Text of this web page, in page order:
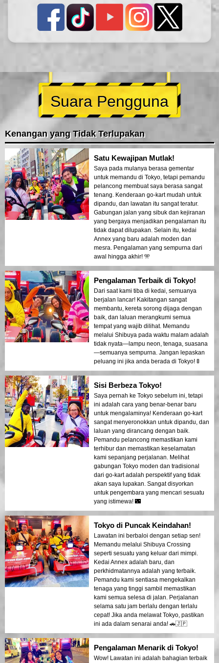
Suara Pengguna
Kenangan yang Tidak Terlupakan
Satu Kewajipan Mutlak!
Saya pada mulanya berasa gementar
untuk memandu di Tokyo, tetapi pemandu
pelancong membuat saya berasa sangat
tenang. Kenderaan go-kart mudah untuk
dipandu, dan lawatan itu sangat teratur.
Gabungan jalan yang sibuk dan kejiranan
yang bergaya menjadikan pengalaman itu
tidak dapat dilupakan. Selain itu, kedai
Annex yang baru adalah moden dan
mesra. Pengalaman yang sempurna dari
awal hingga akhir! 🎌
Pengalaman Terbaik di Tokyo!
Dari saat kami tiba di kedai, semuanya
berjalan lancar! Kakitangan sangat
membantu, kereta sorong dijaga dengan
baik, dan laluan merangkumi semua
tempat yang wajib dilihat. Memandu
melalui Shibuya pada waktu malam adalah
tidak nyata—lampu neon, tenaga, suasana
—semuanya sempurna. Jangan lepaskan
peluang ini jika anda berada di Tokyo! 🚦
Sisi Berbeza Tokyo!
Saya pernah ke Tokyo sebelum ini, tetapi
ini adalah cara yang benar-benar baru
untuk mengalaminya! Kenderaan go-kart
sangat menyeronokkan untuk dipandu, dan
laluan yang dirancang dengan baik.
Pemandu pelancong memastikan kami
terhibur dan memastikan keselamatan
kami sepanjang perjalanan. Melihat
gabungan Tokyo moden dan tradisional
dari go-kart adalah perspektif yang tidak
akan saya lupakan. Sangat disyorkan
untuk pengembara yang mencari sesuatu
yang istimewa! 🌃
Tokyo di Puncak Keindahan!
Lawatan ini berbaloi dengan setiap sen!
Memandu melalui Shibuya Crossing
seperti sesuatu yang keluar dari mimpi.
Kedai Annex adalah baru, dan
perkhidmatannya adalah yang terbaik.
Pemandu kami sentiasa mengekalkan
tenaga yang tinggi sambil memastikan
kami semua selesa di jalan. Perjalanan
selama satu jam berlalu dengan terlalu
cepat! Jika anda melawat Tokyo, pastikan
ini ada dalam senarai anda! 🚗🇯🇵
Pengalaman Menarik di Tokyo!
Wow! Lawatan ini adalah bahagian terbaik